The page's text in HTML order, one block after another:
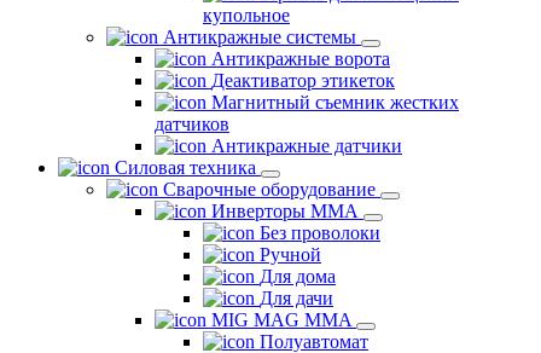
купольное
Антикражные системы
Антикражные ворота
Деактиватор этикеток
Магнитный съемник жестких
датчиков
Антикражные датчики
Силовая техника
Сварочные оборудование
Инверторы ММА
Без проволоки
Ручной
Для дома
Для дачи
MIG MAG MMA
Полуавтомат